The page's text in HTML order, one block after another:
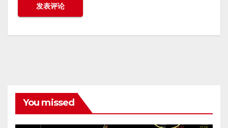
You missed